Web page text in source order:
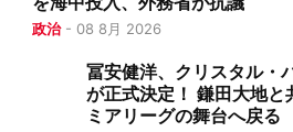
政治- 08 8月 2026
冨安健洋、クリスタル・
が正式決定！ 鎌田大地と
ミアリーグの舞台へ戻る